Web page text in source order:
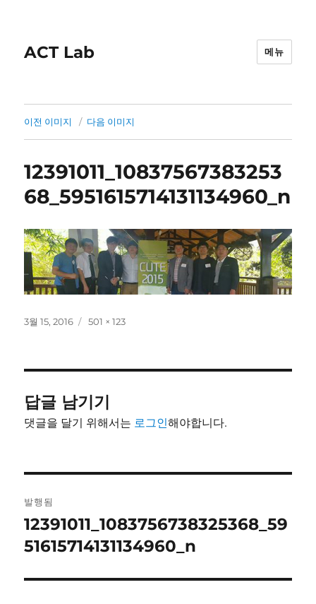
ACT Lab 메뉴
이전 이미지 다음 이미지
12391011_10837567383253
68_5951615714131134960_n
작
3월 15, 2016
전
501 × 123
답글 남기기
댓글을 달기 위해서는 로그인해야합니다.
탐
색
발행됨
12391011_1083756738325368_59
51615714131134960_n